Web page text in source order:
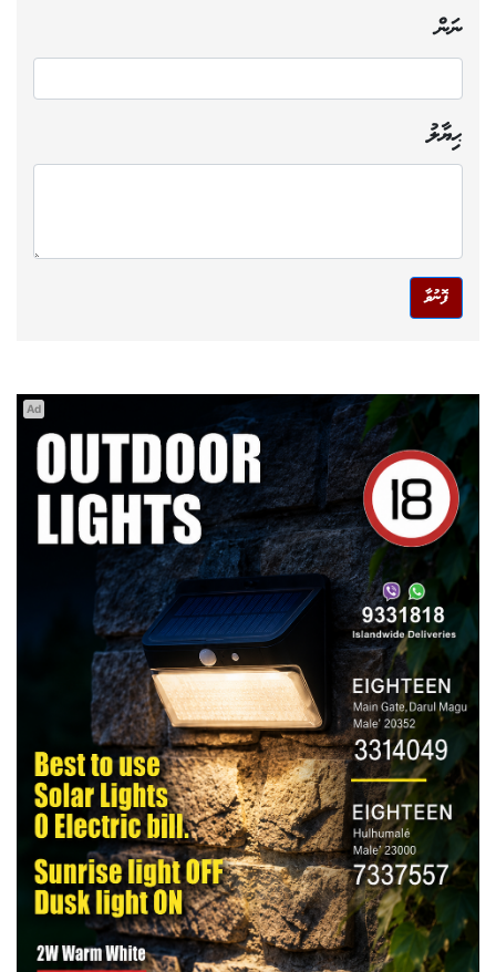
ނަން
ޙިޔާލު
ފޮނުވާ
Ad